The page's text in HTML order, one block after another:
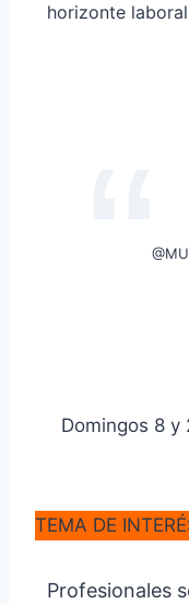
horizonte
Domingos 8 y
TEMA DE
Profesionales